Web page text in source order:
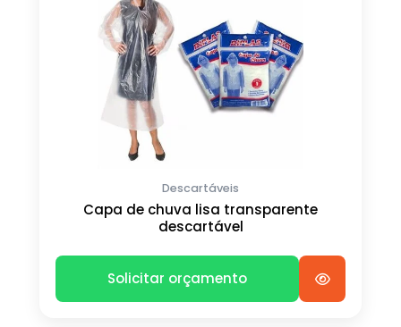
Descartáveis
Capa de chuva lisa transparente
descartável
Solicitar orçamento